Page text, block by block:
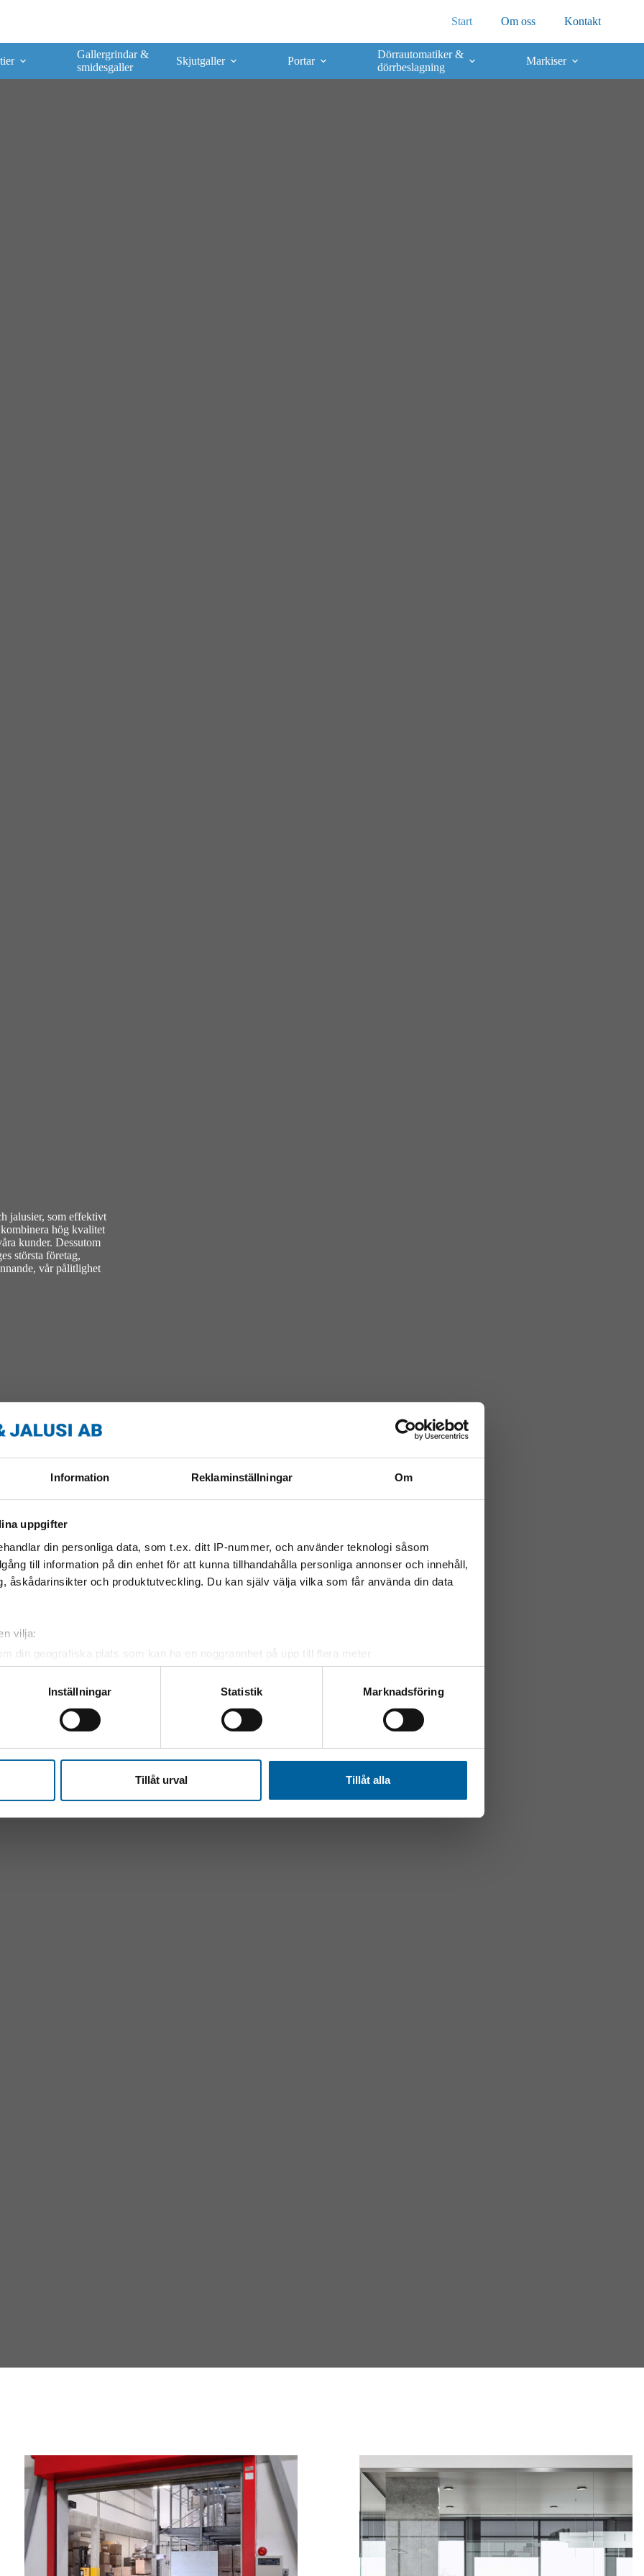
Information Reklaminställningar Om
uppgifter
din personliga data, som t.ex. ditt IP-nummer, och använder teknologi såsom
till information på din enhet för att kunna tillhandahålla personliga annonser och innehåll,
åskådarinsikter och produktutveckling. Du kan själv välja vilka som får använda din data
vilja:
din geografiska plats som kan ha en noggrannhet på upp till flera meter
att aktivt skanna den för specifika kännetecken (fingeravtryck)
uppgifter behandlas och ställ in dina preferenser i
detaljsektionen. Du kan ändra
när som helst från cookie-förklaringen.
trafik. Vi vidarebefordrar även sådana identifierare och annan information från din enhet
och analysföretag som vi samarbetar med. Dessa kan i sin tur kombinera informationen
Inställningar Statistik Marknadsföring
Tillåt urval Tillåt alla
Start Om oss Kontakt
Gallergrindar &
smidesgaller
Skjutgaller Portar
Dörrautomatiker &
dörrbeslagning
Markiser
jalusier, som effektivt
hög kvalitet
kunder. Dessutom
största företag,
vår pålitlighet